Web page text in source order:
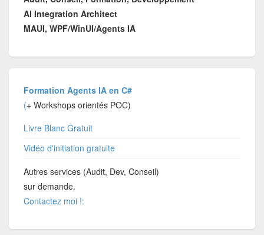
AI Integration Architect
MAUI, WPF/WinUI/Agents IA
Formation Agents IA en C#
(+ Workshops orientés POC)
Livre Blanc Gratuit
Vidéo d'initiation gratuite
Autres services (Audit, Dev, Conseil)
sur demande.
Contactez moi !: